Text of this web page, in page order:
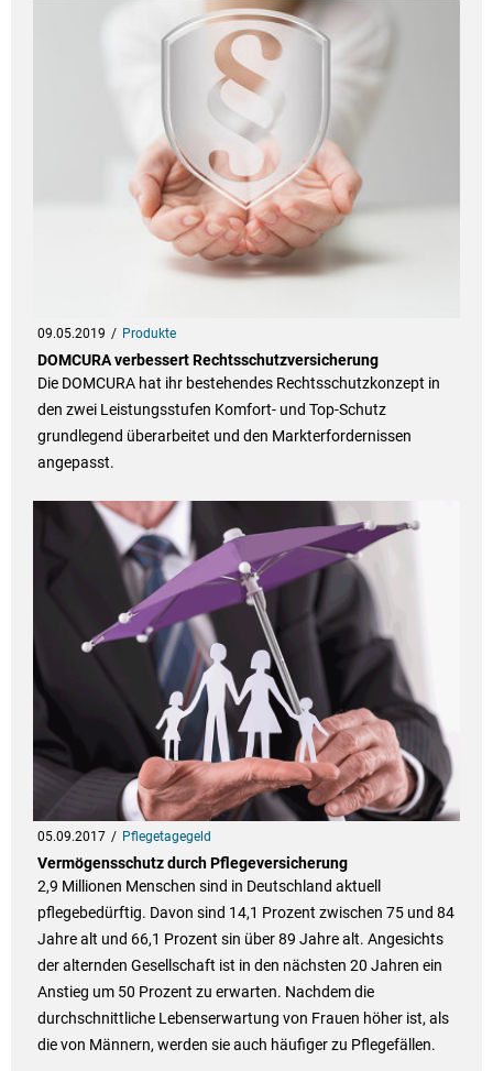
09.05.2019 Produkte
DOMCURA verbessert Rechtsschutzversicherung
Die DOMCURA hat ihr bestehendes Rechtsschutzkonzept in
den zwei Leistungsstufen Komfort- und Top-Schutz
grundlegend überarbeitet und den Markterfordernissen
angepasst.
05.09.2017 Pflegetagegeld
Vermögensschutz durch Pflegeversicherung
2,9 Millionen Menschen sind in Deutschland aktuell
pflegebedürftig. Davon sind 14,1 Prozent zwischen 75 und 84
Jahre alt und 66,1 Prozent sin über 89 Jahre alt. Angesichts
der alternden Gesellschaft ist in den nächsten 20 Jahren ein
Anstieg um 50 Prozent zu erwarten. Nachdem die
durchschnittliche Lebenserwartung von Frauen höher ist, als
die von Männern, werden sie auch häufiger zu Pflegefällen.